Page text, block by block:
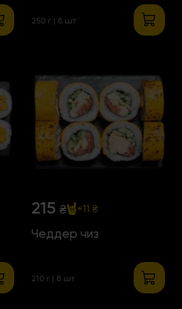
250 г | 8 шт
215 ₴ +11 ₴
Чеддер чиз
210 г | 8 шт